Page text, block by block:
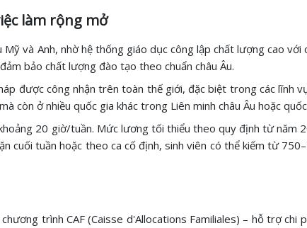
làm rộng mở
và Anh, nhờ hệ thống giáo dục công lập chất lượng cao với
bảo chất lượng đào tạo theo chuẩn châu Âu.
được công nhận trên toàn thế giới, đặc biệt trong các lĩnh
còn ở nhiều quốc gia khác trong Liên minh châu Âu hoặc
20 giờ/tuần. Mức lương tối thiểu theo quy định từ năm
cuối tuần hoặc theo ca cố định, sinh viên có thể kiếm từ
trình CAF (Caisse d'Allocations Familiales) – hỗ trợ